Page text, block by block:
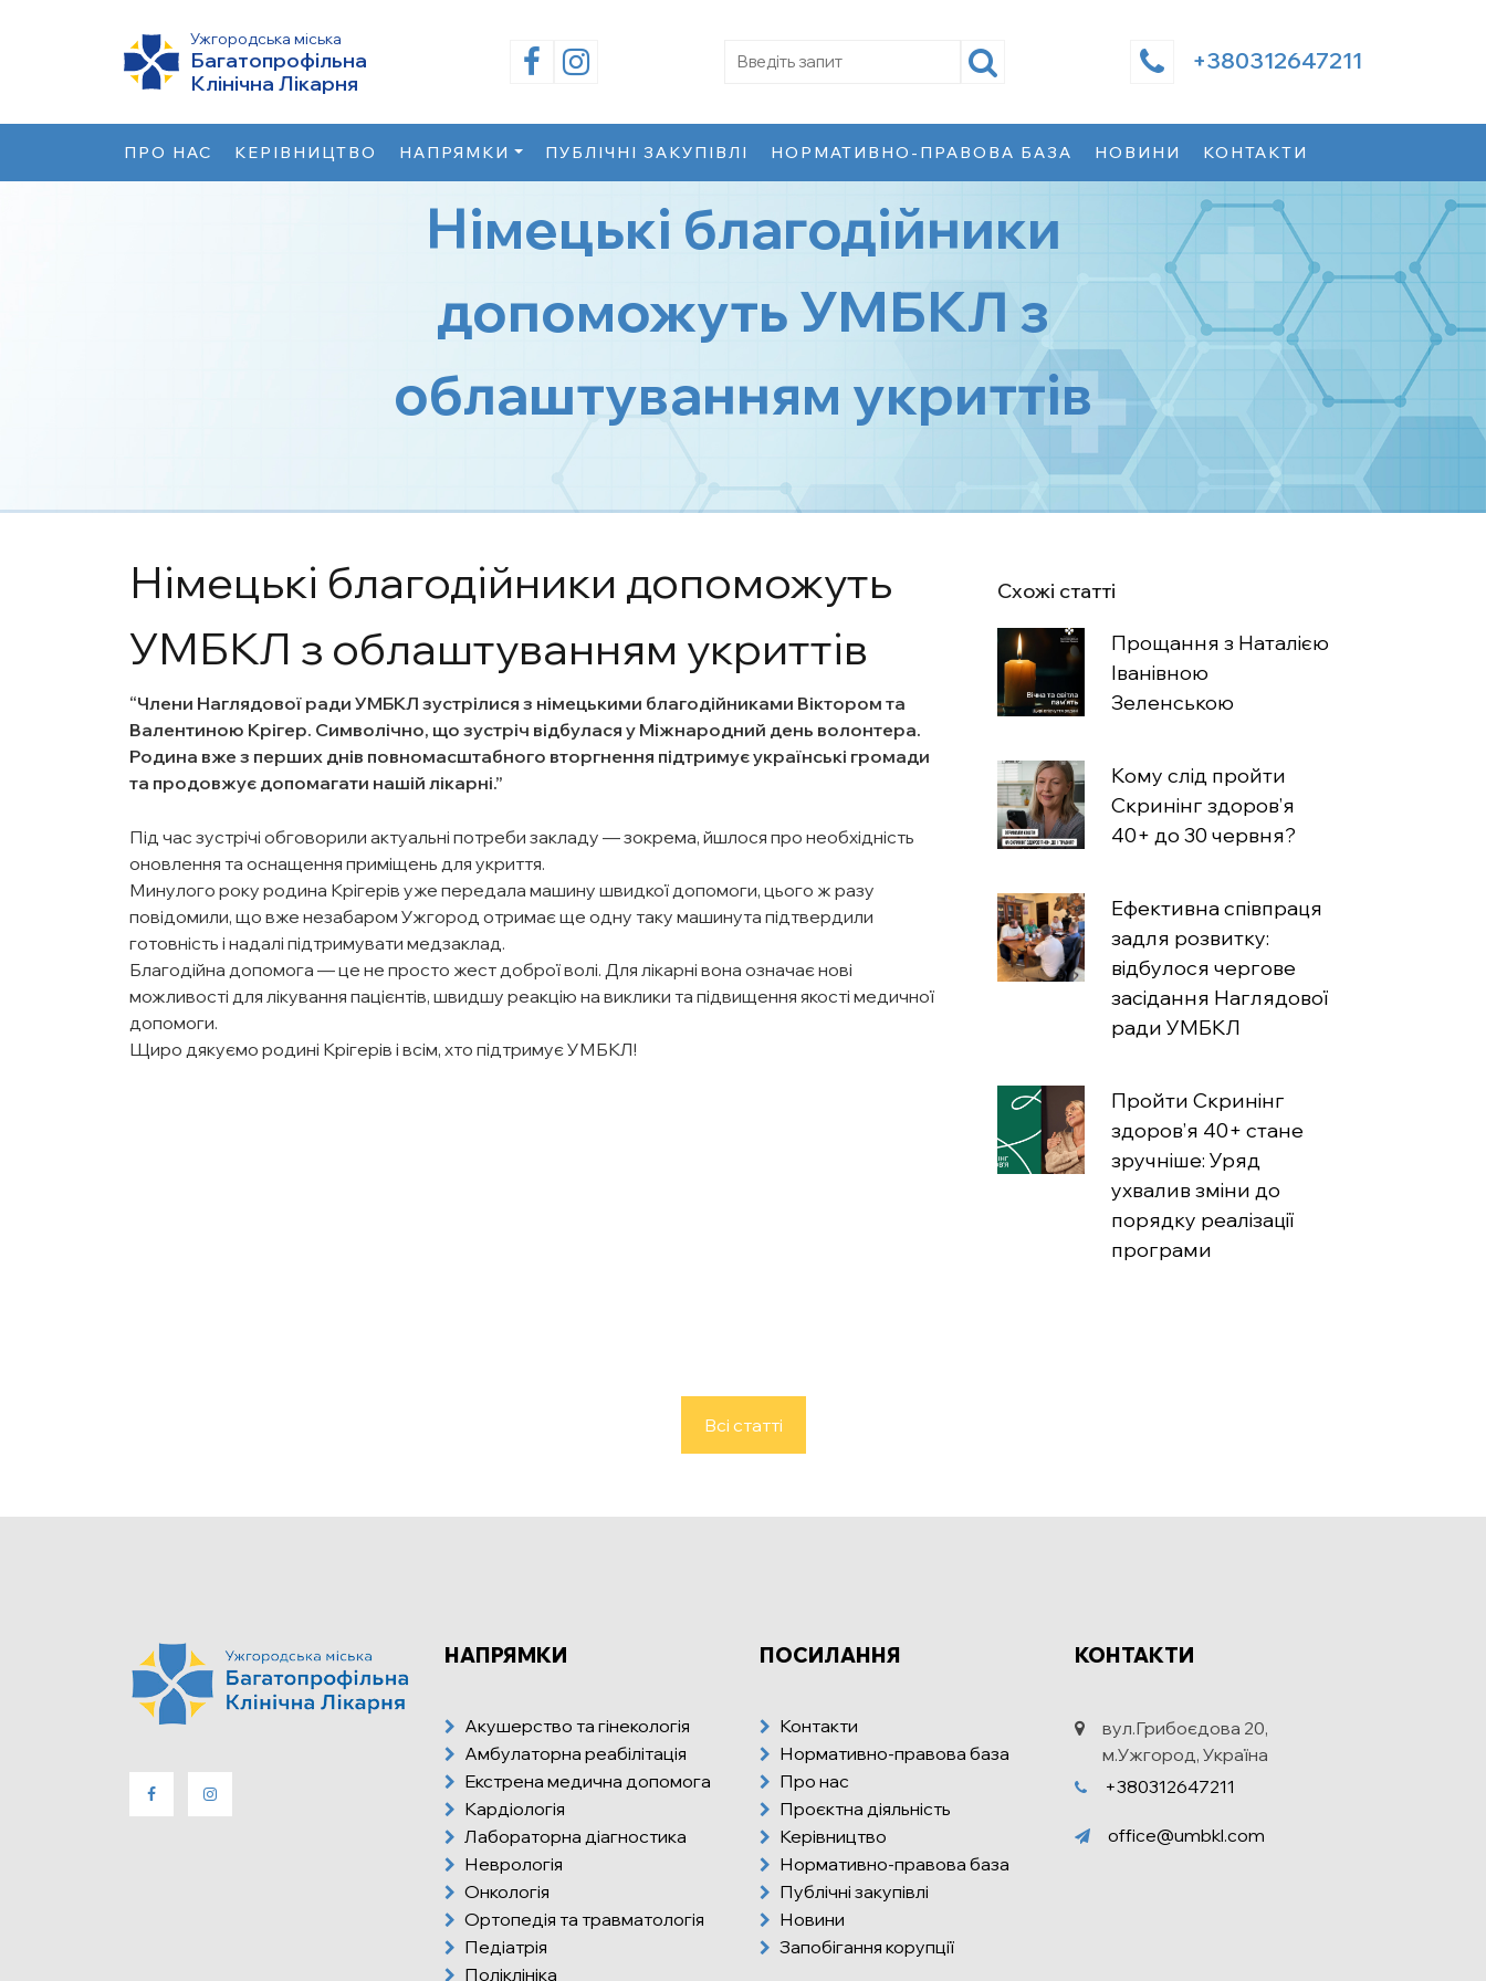
Ужгородська міська
Багатопрофільна
Клінічна Лікарня
Facebook
Instagram +380312647211
ПРО НАС КЕРІВНИЦТВО НАПРЯМКИ ПУБЛІЧНІ ЗАКУПІВЛІ НОРМАТИВНО-ПРАВОВА БАЗА НОВИНИ КОНТАКТИ
Німецькі благодійники
допоможуть УМБКЛ з
облаштуванням укриттів
Німецькі благодійники допоможуть
УМБКЛ з облаштуванням укриттів
Члени Наглядової ради УМБКЛ зустрілися з німецькими благодійниками Віктором та
Валентиною Крігер. Символічно, що зустріч відбулася у Міжнародний день волонтера.
Родина вже з перших днів повномасштабного вторгнення підтримує українські громади
та продовжує допомагати нашій лікарні.
Під час зустрічі обговорили актуальні потреби закладу — зокрема, йшлося про необхідність
оновлення та оснащення приміщень для укриття.
Минулого року родина Крігерів уже передала машину швидкої допомоги, цього ж разу
повідомили, що вже незабаром Ужгород отримає ще одну таку машинута підтвердили
готовність і надалі підтримувати медзаклад.
Благодійна допомога — це не просто жест доброї волі. Для лікарні вона означає нові
можливості для лікування пацієнтів, швидшу реакцію на виклики та підвищення якості медичної
допомоги.
Щиро дякуємо родині Крігерів і всім, хто підтримує УМБКЛ!
Схожі статті
Прощання з Наталією
Іванівною
Зеленською
Кому слід пройти
Скринінг здоров’я
40+ до 30 червня?
Ефективна співпраця
задля розвитку:
відбулося чергове
засідання Наглядової
ради УМБКЛ
Пройти Скринінг
здоров’я 40+ стане
зручніше: Уряд
ухвалив зміни до
порядку реалізації
програми
Всі статті
НАПРЯМКИ
Акушерство та гінекологія
Амбулаторна реабілітація
Екстрена медична допомога
Кардіологія
Лабораторна діагностика
Неврологія
Онкологія
Ортопедія та травматологія
Педіатрія
Поліклініка
ПОСИЛАННЯ
Контакти
Нормативно-правова база
Про нас
Проєктна діяльність
Керівництво
Нормативно-правова база
Публічні закупівлі
Новини
Запобігання корупції
КОНТАКТИ
вул.Грибоєдова 20,
м.Ужгород, Україна
+380312647211
office@umbkl.com